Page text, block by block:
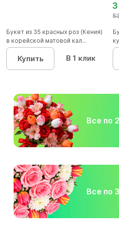
Букет из 35 красных роз (Кения)
в корейской матовой кал...
Купить В 1 клик
Все по
Все по